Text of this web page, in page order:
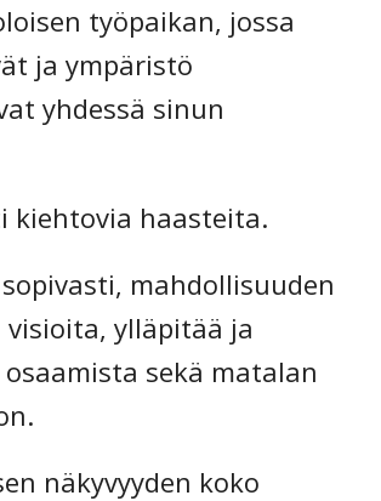
työpaikan, jossa
ja ympäristö
yhdessä sinun
kiehtovia haasteita.
mahdollisuuden
ylläpitää ja
sekä matalan
näkyvyyden koko